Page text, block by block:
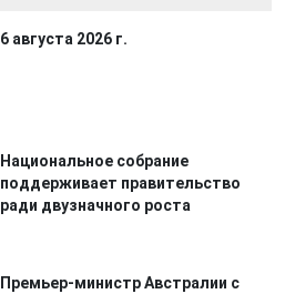
6 августа 2026 г.
Национальное собрание
поддерживает правительство
ради двузначного роста
Премьер-министр Австралии с